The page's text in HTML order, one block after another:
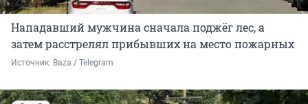
Нападавший мужчина сначала поджёг лес, а
затем расстрелял прибывших на место пожарных
Источник: Baza / Telegram